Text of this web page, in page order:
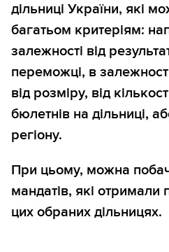
дільниці України, які
багатьом критеріям:
залежності від
переможці, в
від розміру, від
бюлетнів на дільниці,
регіону.
При цьому, можна
мандатів, які отримали
цих обраних дільницях.